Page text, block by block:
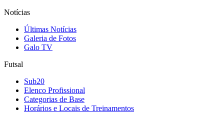
Notícias
Últimas Notícias
Galeria de Fotos
Galo TV
Futsal
Sub20
Elenco Profissional
Categorias de Base
Horários e Locais de Treinamentos